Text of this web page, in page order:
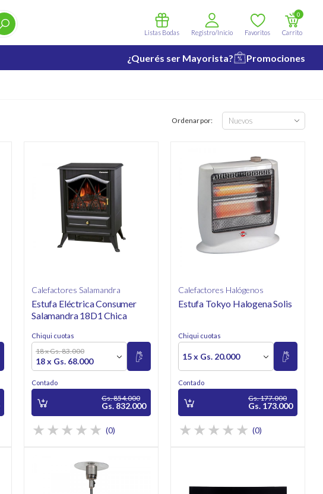
Listas Bodas Registro/Inicio Favoritos Carrito
0
¿Querés ser Mayorista? Promociones
Ordenar por:
Calefactores Salamandra
Estufa Eléctrica Consumer
Salamandra 18D1 Chica
Chiqui cuotas
18 x Gs. 83.000
18 x Gs. 68.000
Contado
Gs. 854.000
Gs. 832.000
(0)
Calefactores Halógenos
Estufa Tokyo Halogena Solis
Chiqui cuotas
15 x Gs. 20.000
Contado
Gs. 177.000
Gs. 173.000
(0)